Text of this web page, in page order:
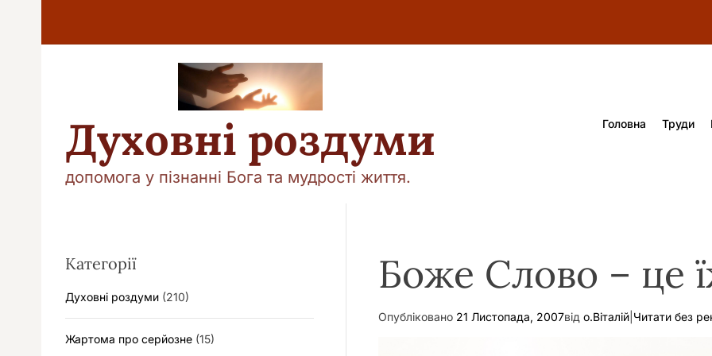
р
Духовні роздуми
допомога у пізнанні Бога та мудрості життя.
Головна Труди
Боже Слово – це
Опубліковано 21 Листопада, 2007від о.Віталій Читати без
Категорії
Духовні роздуми (210)
Жартома про серйозне (15)